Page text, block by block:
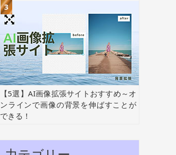
【5選】AI画像拡張サイトおすすめ～オ
ンラインで画像の背景を伸ばすことが
できる！